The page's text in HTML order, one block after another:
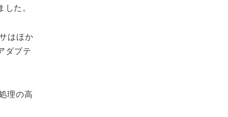
た。
はほか
ダプテ
理の高